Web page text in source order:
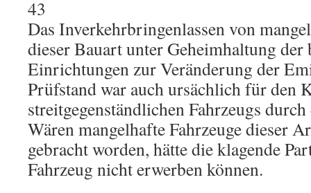
43
Das Inverkehrbringenlassen von
dieser Bauart unter Geheimhaltung der
Einrichtungen zur Veränderung der
Prüfstand war auch ursächlich für den
streitgegenständlichen Fahrzeugs
Wären mangelhafte Fahrzeuge dieser
gebracht worden, hätte die klagende
Fahrzeug nicht erwerben können.